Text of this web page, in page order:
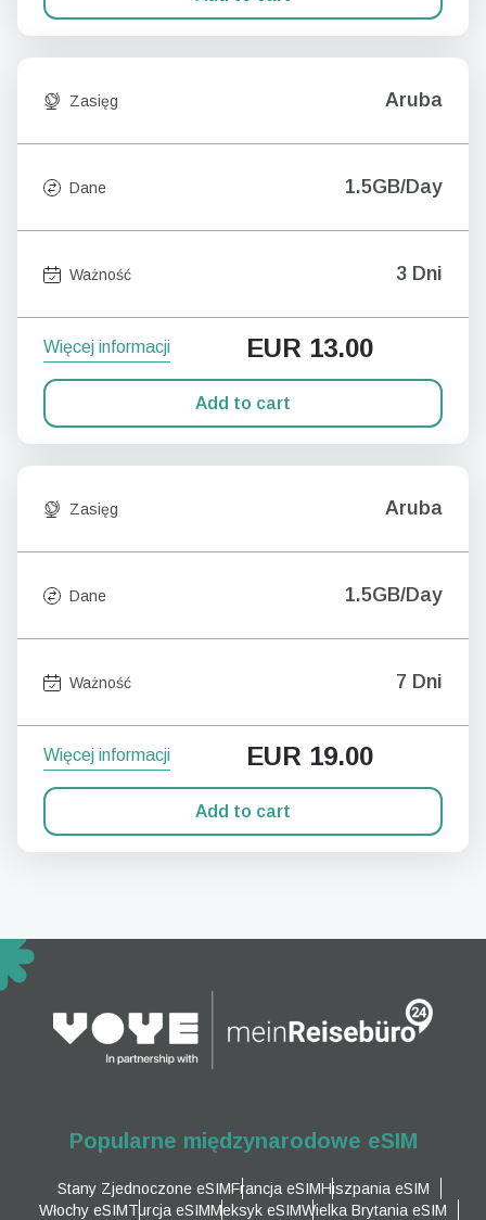
Zasięg Aruba
Dane 1.5GB/Day
Ważność 3 Dni
Więcej informacji EUR 13.00
Add to cart
Zasięg Aruba
Dane 1.5GB/Day
Ważność 7 Dni
Więcej informacji EUR 19.00
Add to cart
Popularne międzynarodowe eSIM
Stany Zjednoczone eSIMFrancja eSIMHiszpania eSIM
Włochy eSIMTurcja eSIMMeksyk eSIMWielka Brytania eSIM